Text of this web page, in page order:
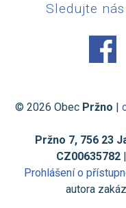
Sledujte
© 2026 Obec Pržno |
Pržno 7, 756 23
CZ00635782
Prohlášení o
autora